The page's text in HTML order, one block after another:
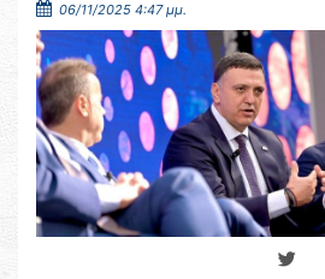
06/11/2025 4:47 μμ.